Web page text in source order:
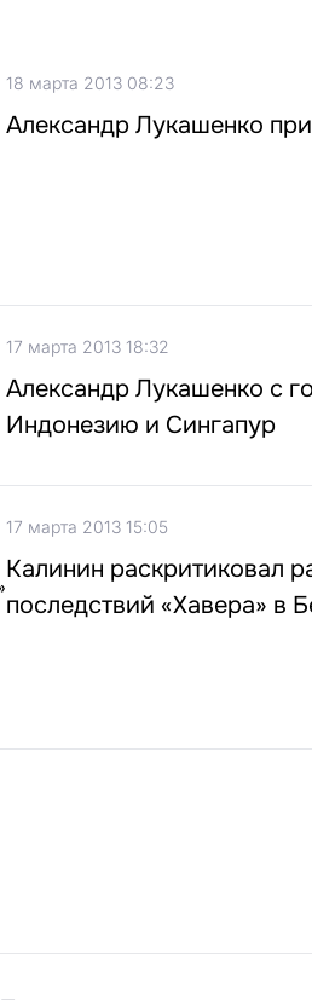
18 марта 2013 08:23
Александр Лукашенко
17 марта 2013 18:32
Александр Лукашенко с
Индонезию и Сингапур
17 марта 2013 15:05
Калинин раскритиковал
последствий «Хавера» в